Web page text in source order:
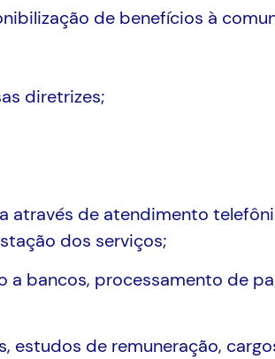
de benefícios à
diretrizes;
através de atendimento
dos serviços;
bancos, processamento de
de remuneração,